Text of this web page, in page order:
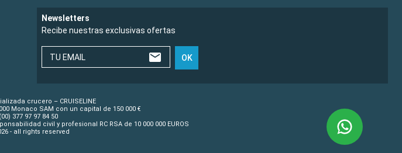
Newsletters
Recibe nuestras exclusivas ofertas
TU EMAIL OK
crucero – CRUISELINE
Monaco SAM con un capital de 150 000 €
377 97 97 84 50
civil y profesional RC RSA de 10 000 000 EUROS
- all rights reserved